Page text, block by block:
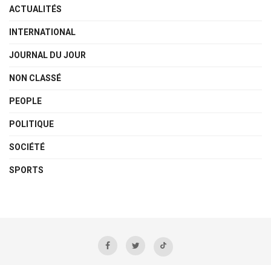
ACTUALITÉS
INTERNATIONAL
JOURNAL DU JOUR
NON CLASSÉ
PEOPLE
POLITIQUE
SOCIÉTÉ
SPORTS